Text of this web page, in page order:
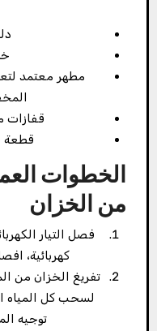
مطهر معتمد
قفازات
قطعة
الخطوات
من الخزان
فصل التيار
كهربائية،
تفريغ الخزان من
لسحب كل المياه
توجيه